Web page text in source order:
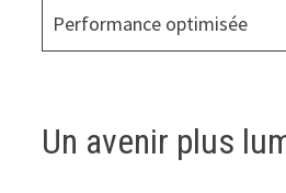
Performance optimisée
Un avenir plus